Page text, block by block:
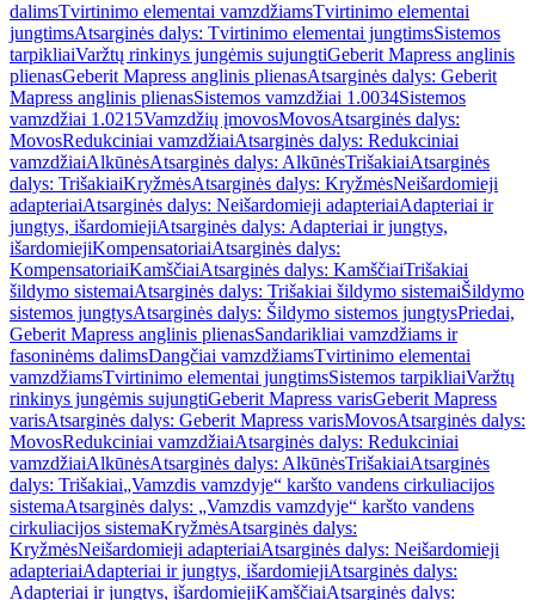
dalimsTvirtinimo elementai vamzdžiamsTvirtinimo elementai
jungtimsAtsarginės dalys: Tvirtinimo elementai jungtimsSistemos
tarpikliaiVaržtų rinkinys jungėmis sujungtiGeberit Mapress anglinis
plienasGeberit Mapress anglinis plienasAtsarginės dalys: Geberit
Mapress anglinis plienasSistemos vamzdžiai 1.0034Sistemos
vamzdžiai 1.0215Vamzdžių įmovosMovosAtsarginės dalys:
MovosRedukciniai vamzdžiaiAtsarginės dalys: Redukciniai
vamzdžiaiAlkūnėsAtsarginės dalys: AlkūnėsTrišakiaiAtsarginės
dalys: TrišakiaiKryžmėsAtsarginės dalys: KryžmėsNeišardomieji
adapteriaiAtsarginės dalys: Neišardomieji adapteriaiAdapteriai ir
jungtys, išardomiejiAtsarginės dalys: Adapteriai ir jungtys,
išardomiejiKompensatoriaiAtsarginės dalys:
KompensatoriaiKamščiaiAtsarginės dalys: KamščiaiTrišakiai
šildymo sistemaiAtsarginės dalys: Trišakiai šildymo sistemaiŠildymo
sistemos jungtysAtsarginės dalys: Šildymo sistemos jungtysPriedai,
Geberit Mapress anglinis plienasSandarikliai vamzdžiams ir
fasoninėms dalimsDangčiai vamzdžiamsTvirtinimo elementai
vamzdžiamsTvirtinimo elementai jungtimsSistemos tarpikliaiVaržtų
rinkinys jungėmis sujungtiGeberit Mapress varisGeberit Mapress
varisAtsarginės dalys: Geberit Mapress varisMovosAtsarginės dalys:
MovosRedukciniai vamzdžiaiAtsarginės dalys: Redukciniai
vamzdžiaiAlkūnėsAtsarginės dalys: AlkūnėsTrišakiaiAtsarginės
dalys: Trišakiai„Vamzdis vamzdyje“ karšto vandens cirkuliacijos
sistemaAtsarginės dalys: „Vamzdis vamzdyje“ karšto vandens
cirkuliacijos sistemaKryžmėsAtsarginės dalys:
KryžmėsNeišardomieji adapteriaiAtsarginės dalys: Neišardomieji
adapteriaiAdapteriai ir jungtys, išardomiejiAtsarginės dalys:
Adapteriai ir jungtys, išardomiejiKamščiaiAtsarginės dalys: